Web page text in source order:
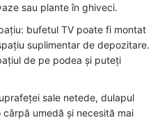
sau plante în ghiveci.
bufetul TV poate fi montat
suplimentar de depozitare.
de pe podea și puteți
sale netede, dulapul
umedă și necesită mai